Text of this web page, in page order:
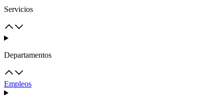
Servicios
Departamentos
Empleos